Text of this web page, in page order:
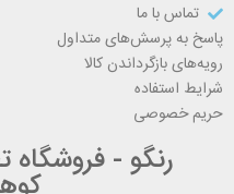
تماس با ما
پاسخ به پرسش‌های متداول
رویه‌های بازگرداندن کالا
شرایط استفاده
حریم خصوصی
رنگو - فروشگاه